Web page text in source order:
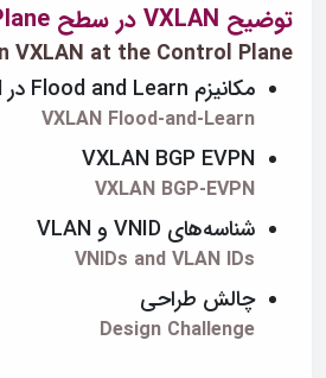
توضیح VXLAN در سطح Control Plane
VXLAN at the Control Plane
مکانیزم Flood and Learn در VXLAN
VXLAN Flood-and-Learn
VXLAN BGP EVPN
VXLAN BGP-EVPN
شناسه‌های VNID و VLAN
VNIDs and VLAN IDs
چالش طراحی
Design Challenge